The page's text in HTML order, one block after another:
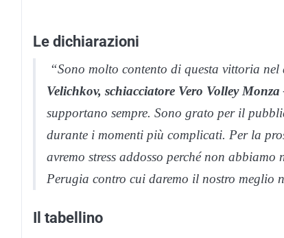
Le dichiarazioni
“Sono molto contento di questa vittoria
Velichkov, schiacciatore Vero Volley Monza
supportano sempre. Sono grato per il
durante i momenti più complicati. Per la
avremo stress addosso perché non
Perugia contro cui daremo il nostro meglio
Il tabellino